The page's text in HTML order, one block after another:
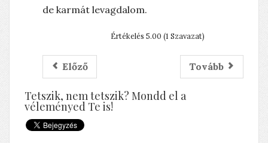
de karmát levagdalom.
Értékelés 5.00 (1 Szavazat)
Előző Tovább
Tetszik, nem tetszik? Mondd el a
véleményed Te is!
A halott ember rózsája élni akar